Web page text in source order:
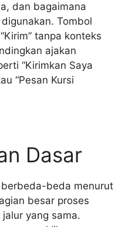
dan bagaimana
Tombol
tanpa konteks
ajakan
“Kirimkan Saya
“Pesan Kursi
Dasar
beda menurut
besar proses
yang sama.